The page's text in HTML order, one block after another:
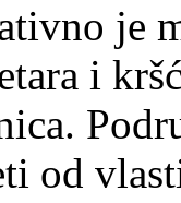
je
i
od